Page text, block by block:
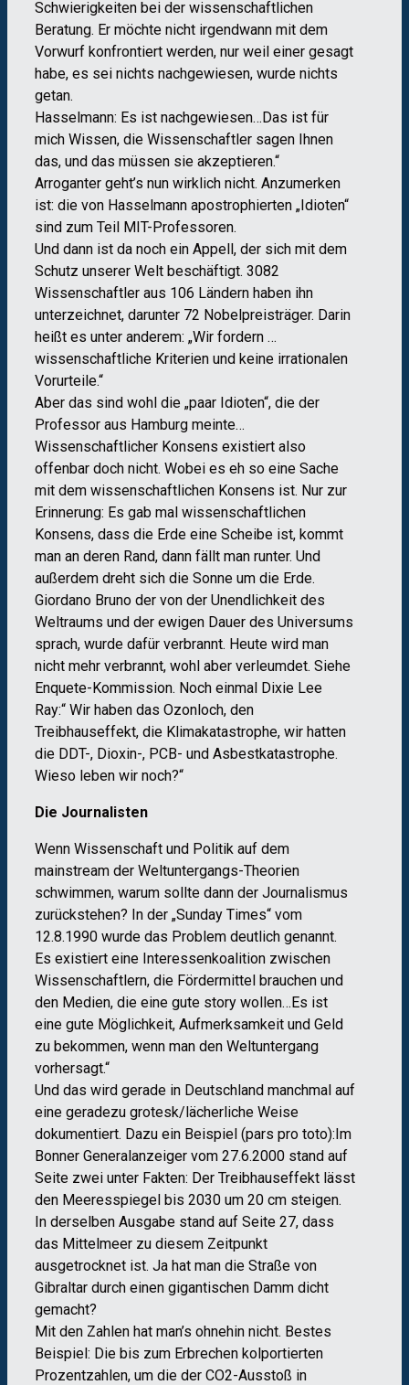
Schwierigkeiten bei der wissenschaftlichen
Beratung. Er möchte nicht irgendwann mit dem
Vorwurf konfrontiert werden, nur weil einer gesagt
habe, es sei nichts nachgewiesen, wurde nichts
getan.
Hasselmann: Es ist nachgewiesen…Das ist für
mich Wissen, die Wissenschaftler sagen Ihnen
das, und das müssen sie akzeptieren.“
Arroganter geht’s nun wirklich nicht. Anzumerken
ist: die von Hasselmann apostrophierten „Idioten“
sind zum Teil MIT-Professoren.
Und dann ist da noch ein Appell, der sich mit dem
Schutz unserer Welt beschäftigt. 3082
Wissenschaftler aus 106 Ländern haben ihn
unterzeichnet, darunter 72 Nobelpreisträger. Darin
heißt es unter anderem: „Wir fordern …
wissenschaftliche Kriterien und keine irrationalen
Vorurteile.“
Aber das sind wohl die „paar Idioten“, die der
Professor aus Hamburg meinte…
Wissenschaftlicher Konsens existiert also
offenbar doch nicht. Wobei es eh so eine Sache
mit dem wissenschaftlichen Konsens ist. Nur zur
Erinnerung: Es gab mal wissenschaftlichen
Konsens, dass die Erde eine Scheibe ist, kommt
man an deren Rand, dann fällt man runter. Und
außerdem dreht sich die Sonne um die Erde.
Giordano Bruno der von der Unendlichkeit des
Weltraums und der ewigen Dauer des Universums
sprach, wurde dafür verbrannt. Heute wird man
nicht mehr verbrannt, wohl aber verleumdet. Siehe
Enquete-Kommission. Noch einmal Dixie Lee
Ray:“ Wir haben das Ozonloch, den
Treibhauseffekt, die Klimakatastrophe, wir hatten
die DDT-, Dioxin-, PCB- und Asbestkatastrophe.
Wieso leben wir noch?“
Die Journalisten
Wenn Wissenschaft und Politik auf dem
mainstream der Weltuntergangs-Theorien
schwimmen, warum sollte dann der Journalismus
zurückstehen? In der „Sunday Times“ vom
12.8.1990 wurde das Problem deutlich genannt.
Es existiert eine Interessenkoalition zwischen
Wissenschaftlern, die Fördermittel brauchen und
den Medien, die eine gute story wollen…Es ist
eine gute Möglichkeit, Aufmerksamkeit und Geld
zu bekommen, wenn man den Weltuntergang
vorhersagt.“
Und das wird gerade in Deutschland manchmal auf
eine geradezu grotesk/lächerliche Weise
dokumentiert. Dazu ein Beispiel (pars pro toto):Im
Bonner Generalanzeiger vom 27.6.2000 stand auf
Seite zwei unter Fakten: Der Treibhauseffekt lässt
den Meeresspiegel bis 2030 um 20 cm steigen.
In derselben Ausgabe stand auf Seite 27, dass
das Mittelmeer zu diesem Zeitpunkt
ausgetrocknet ist. Ja hat man die Straße von
Gibraltar durch einen gigantischen Damm dicht
gemacht?
Mit den Zahlen hat man’s ohnehin nicht. Bestes
Beispiel: Die bis zum Erbrechen kolportierten
Prozentzahlen, um die der CO2-Ausstoß in